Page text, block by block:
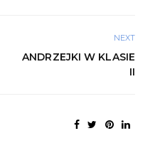
NEXT
ANDRZEJKI W KLASIE
II